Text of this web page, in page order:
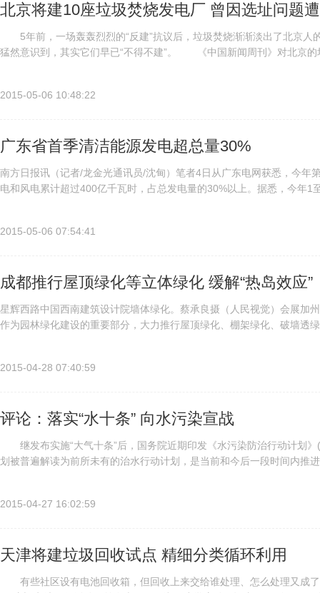
北京将建10座垃圾焚烧发电厂 曾因选址问题
5年前，一场轰轰烈烈的“反建”抗议后，垃圾焚烧渐渐淡出了北京
猛然意识到，其实它们早已“不得不建”。 《中国新闻周刊》对北京的
2015-05-06 10:48:22
广东省首季清洁能源发电超总量30%
南方日报讯（记者/龙金光通讯员/沈甸）笔者4日从广东电网获悉，今年
电和风电累计超过400亿千瓦时，占总发电量的30%以上。据悉，今年
2015-05-06 07:54:41
成都推行屋顶绿化等立体绿化 缓解“热岛效应”
星辉西路中国西南建筑设计院墙体绿化。蔡承良摄（人民视觉）会展加
作为园林绿化建设的重要部分，大力推行屋顶绿化、棚架绿化、破墙透
2015-04-28 07:40:59
评论：落实“水十条” 向水污染宣战
继发布实施“大气十条”后，国务院近期印发《水污染防治行动计划》
划被普遍解读为前所未有的治水行动计划，是当前和今后一段时间内
2015-04-27 16:02:59
天津将建垃圾回收试点 精细分类循环利用
有些社区设有电池回收箱，但回收上来交给谁处理、怎么处理又成